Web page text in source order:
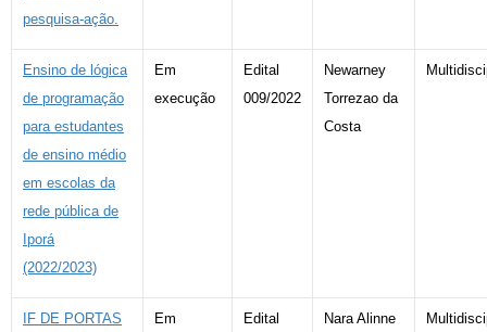
pesquisa-ação.
Ensino de lógica
de programação
para estudantes
de ensino médio
em escolas da
rede pública de
Iporá
(2022/2023)
Em
execução
Edital
009/2022
Newarney
Torrezao da
Costa
IF DE PORTAS
Em
Edital
Nara Alinne